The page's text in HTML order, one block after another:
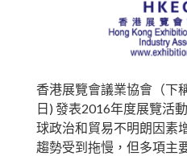
香港展覽會議業協會（下
日) 發表2016年度展覽活
球政治和貿易不明朗因素
趨勢受到拖慢，但多項主